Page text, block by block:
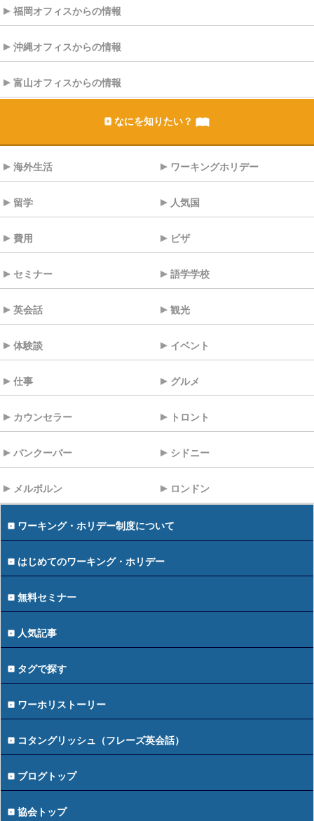
福岡オフィスからの情報
沖縄オフィスからの情報
富山オフィスからの情報
なにを知りたい？
海外生活 ワーキングホリデー
留学 人気国
費用 ビザ
セミナー 語学学校
英会話 観光
体験談 イベント
仕事 グルメ
カウンセラー トロント
バンクーバー シドニー
メルボルン ロンドン
ワーキング・ホリデー制度について
はじめてのワーキング・ホリデー
無料セミナー
人気記事
タグで探す
ワーホリストーリー
コタングリッシュ（フレーズ英会話）
ブログトップ
協会トップ